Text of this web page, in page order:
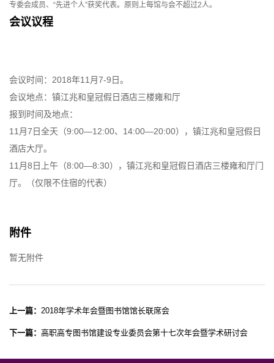
专委会成员、“先进个人”获奖代表。原则上每馆与会不超过2人。
会议议程
会议时间：2018年11月7-9日。
会议地点：镇江兆和皇冠假日酒店三楼雍和厅
报到时间及地点：
11月7日全天（9:00—12:00、14:00—20:00），镇江兆和皇冠假日
酒店大厅。
11月8日上午（8:00—8:30），镇江兆和皇冠假日酒店三楼雍和厅门
厅。（仅限不住宿的代表）
附件
暂无附件
上一篇： 2018年学术年会暨图书馆馆长联席会
下一篇： 高职高专图书馆建设专业委员会第十七次年会暨学术研讨会